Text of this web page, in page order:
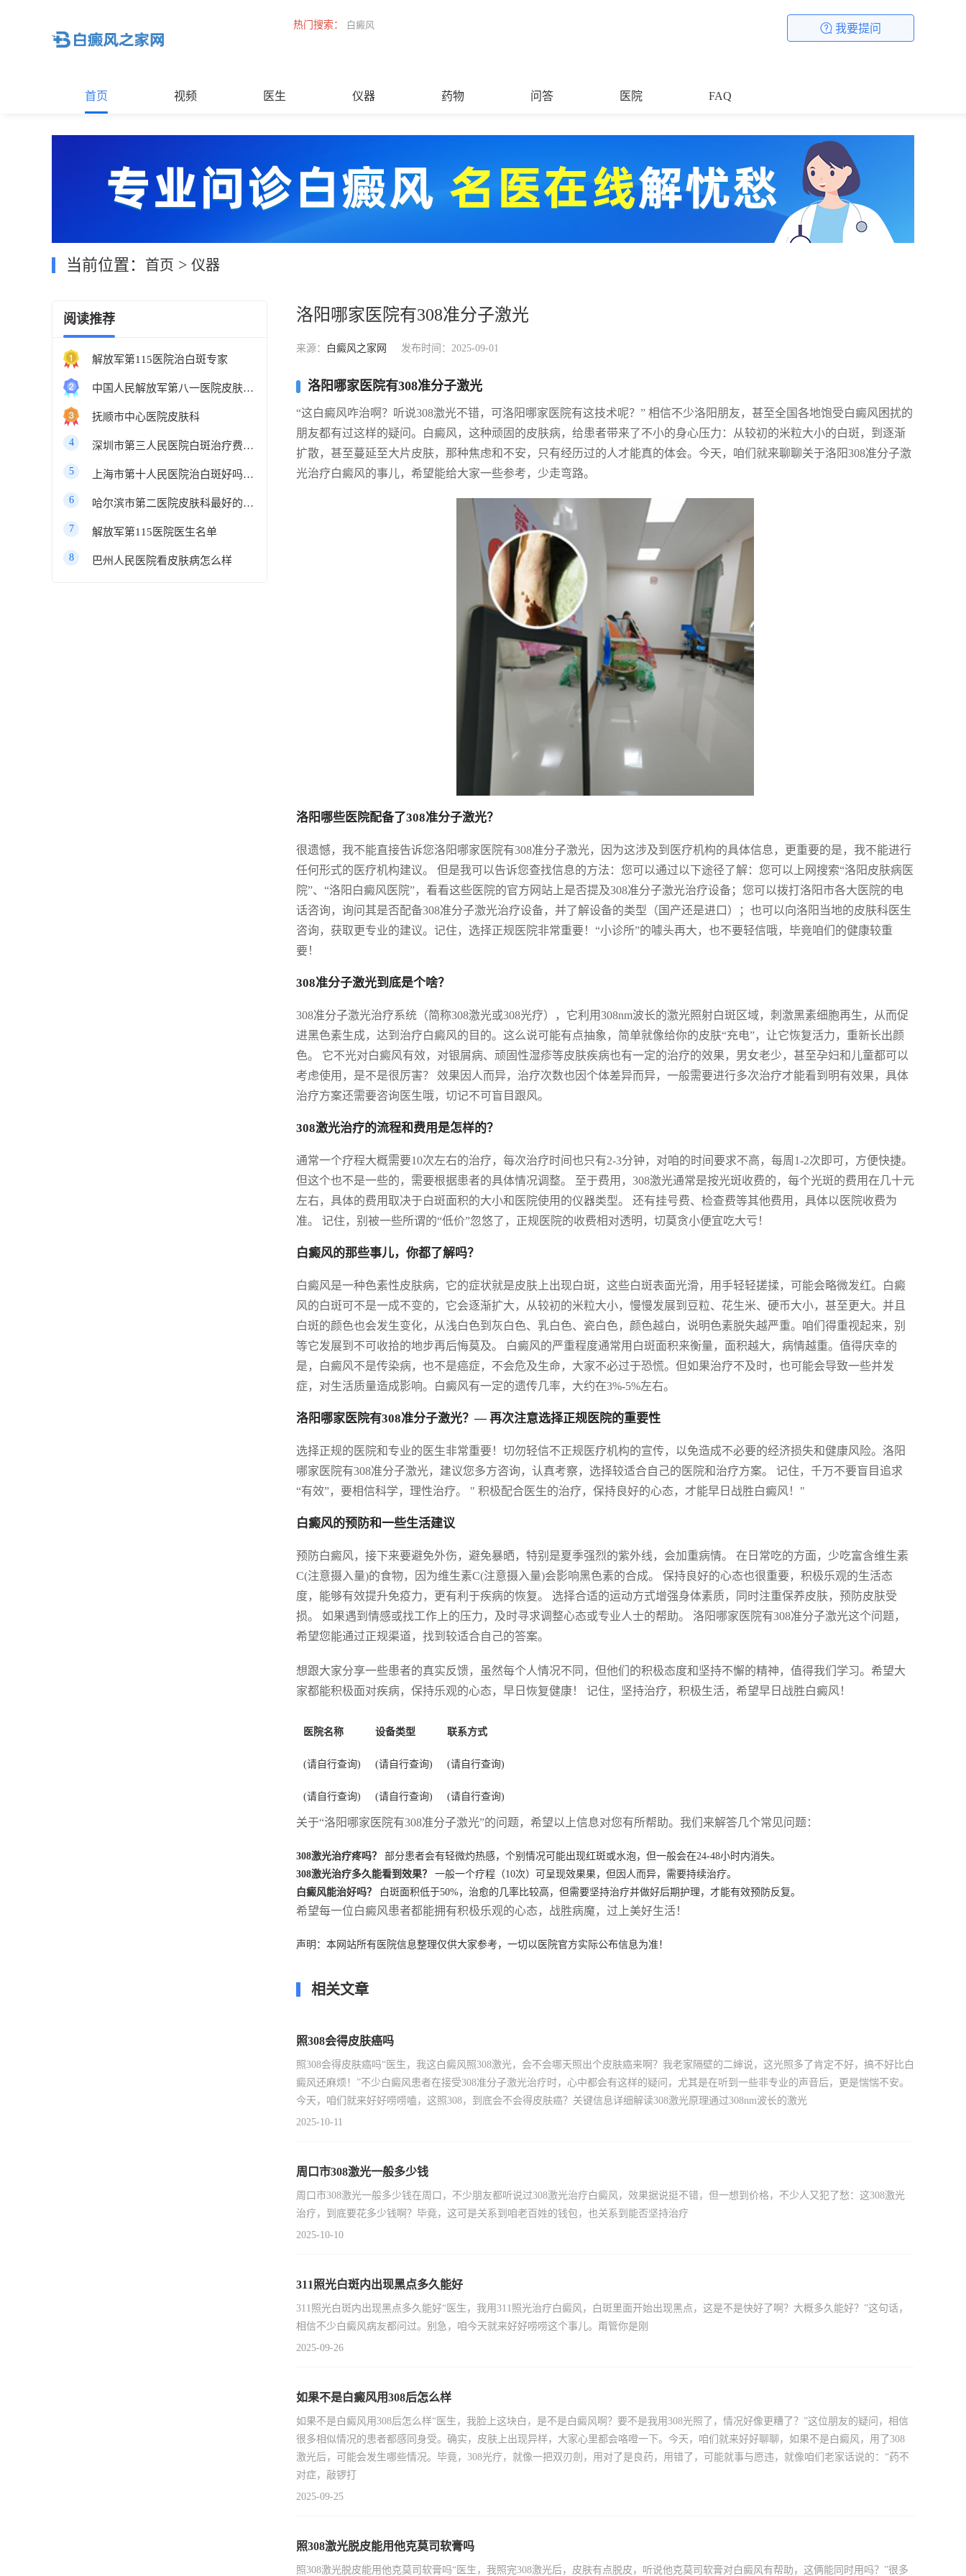
热门搜索： 白癜风 我要提问
首页 视频 医生 仪器 药物 问答 医院 FAQ
当前位置： 首页 > 仪器
阅读推荐
解放军第115医院治白斑专家
中国人民解放军第八一医院皮肤科最好的医生
抚顺市中心医院皮肤科
4 深圳市第三人民医院白斑治疗费用多少
5 上海市第十人民医院治白斑好吗知乎
6 哈尔滨市第二医院皮肤科最好的医生
7 解放军第115医院医生名单
8 巴州人民医院看皮肤病怎么样
洛阳哪家医院有308准分子激光
来源： 白癜风之家网 发布时间：2025-09-01
洛阳哪家医院有308准分子激光
“这白癜风咋治啊？听说308激光不错，可洛阳哪家医院有这技术呢？” 相信不少洛阳朋友，甚至全国各地饱受白癜风困扰的
朋友都有过这样的疑问。白癜风，这种顽固的皮肤病，给患者带来了不小的身心压力：从较初的米粒大小的白斑，到逐渐
扩散，甚至蔓延至大片皮肤，那种焦虑和不安，只有经历过的人才能真的体会。今天，咱们就来聊聊关于洛阳308准分子激
光治疗白癜风的事儿，希望能给大家一些参考，少走弯路。
洛阳哪些医院配备了308准分子激光？
很遗憾，我不能直接告诉您洛阳哪家医院有308准分子激光，因为这涉及到医疗机构的具体信息，更重要的是，我不能进行
任何形式的医疗机构建议。 但是我可以告诉您查找信息的方法：您可以通过以下途径了解：您可以上网搜索“洛阳皮肤病医
院”、“洛阳白癜风医院”，看看这些医院的官方网站上是否提及308准分子激光治疗设备；您可以拨打洛阳市各大医院的电
话咨询，询问其是否配备308准分子激光治疗设备，并了解设备的类型（国产还是进口）；也可以向洛阳当地的皮肤科医生
咨询，获取更专业的建议。记住，选择正规医院非常重要！“小诊所”的噱头再大，也不要轻信哦，毕竟咱们的健康较重
要！
308准分子激光到底是个啥？
308准分子激光治疗系统（简称308激光或308光疗），它利用308nm波长的激光照射白斑区域，刺激黑素细胞再生，从而促
进黑色素生成，达到治疗白癜风的目的。这么说可能有点抽象，简单就像给你的皮肤“充电”，让它恢复活力，重新长出颜
色。 它不光对白癜风有效，对银屑病、顽固性湿疹等皮肤疾病也有一定的治疗的效果，男女老少，甚至孕妇和儿童都可以
考虑使用，是不是很厉害？ 效果因人而异，治疗次数也因个体差异而异，一般需要进行多次治疗才能看到明有效果，具体
治疗方案还需要咨询医生哦，切记不可盲目跟风。
308激光治疗的流程和费用是怎样的？
通常一个疗程大概需要10次左右的治疗，每次治疗时间也只有2-3分钟，对咱的时间要求不高，每周1-2次即可，方便快捷。
但这个也不是一些的，需要根据患者的具体情况调整。 至于费用，308激光通常是按光斑收费的，每个光斑的费用在几十元
左右，具体的费用取决于白斑面积的大小和医院使用的仪器类型。 还有挂号费、检查费等其他费用，具体以医院收费为
准。 记住，别被一些所谓的“低价”忽悠了，正规医院的收费相对透明，切莫贪小便宜吃大亏！
白癜风的那些事儿，你都了解吗？
白癜风是一种色素性皮肤病，它的症状就是皮肤上出现白斑，这些白斑表面光滑，用手轻轻搓揉，可能会略微发红。白癜
风的白斑可不是一成不变的，它会逐渐扩大，从较初的米粒大小，慢慢发展到豆粒、花生米、硬币大小，甚至更大。并且
白斑的颜色也会发生变化，从浅白色到灰白色、乳白色、瓷白色，颜色越白，说明色素脱失越严重。咱们得重视起来，别
等它发展到不可收拾的地步再后悔莫及。 白癜风的严重程度通常用白斑面积来衡量，面积越大，病情越重。值得庆幸的
是，白癜风不是传染病，也不是癌症，不会危及生命，大家不必过于恐慌。但如果治疗不及时，也可能会导致一些并发
症，对生活质量造成影响。白癜风有一定的遗传几率，大约在3%-5%左右。
洛阳哪家医院有308准分子激光？— 再次注意选择正规医院的重要性
选择正规的医院和专业的医生非常重要！切勿轻信不正规医疗机构的宣传，以免造成不必要的经济损失和健康风险。洛阳
哪家医院有308准分子激光，建议您多方咨询，认真考察，选择较适合自己的医院和治疗方案。 记住，千万不要盲目追求
“有效”，要相信科学，理性治疗。 " 积极配合医生的治疗，保持良好的心态，才能早日战胜白癜风！"
白癜风的预防和一些生活建议
预防白癜风，接下来要避免外伤，避免暴晒，特别是夏季强烈的紫外线，会加重病情。 在日常吃的方面，少吃富含维生素
C(注意摄入量)的食物，因为维生素C(注意摄入量)会影响黑色素的合成。 保持良好的心态也很重要，积极乐观的生活态
度，能够有效提升免疫力，更有利于疾病的恢复。 选择合适的运动方式增强身体素质，同时注重保养皮肤，预防皮肤受
损。 如果遇到情感或找工作上的压力，及时寻求调整心态或专业人士的帮助。 洛阳哪家医院有308准分子激光这个问题，
希望您能通过正规渠道，找到较适合自己的答案。
想跟大家分享一些患者的真实反馈，虽然每个人情况不同，但他们的积极态度和坚持不懈的精神，值得我们学习。希望大
家都能积极面对疾病，保持乐观的心态，早日恢复健康！ 记住，坚持治疗，积极生活，希望早日战胜白癜风！
医院名称 设备类型 联系方式
(请自行查询) (请自行查询) (请自行查询)
(请自行查询) (请自行查询) (请自行查询)
关于“洛阳哪家医院有308准分子激光”的问题，希望以上信息对您有所帮助。我们来解答几个常见问题：
308激光治疗疼吗？
部分患者会有轻微灼热感，个别情况可能出现红斑或水泡，但一般会在24-48小时内消失。
308激光治疗多久能看到效果？
一般一个疗程（10次）可呈现效果果，但因人而异，需要持续治疗。
白癜风能治好吗？
白斑面积低于50%，治愈的几率比较高，但需要坚持治疗并做好后期护理，才能有效预防反复。
希望每一位白癜风患者都能拥有积极乐观的心态，战胜病魔，过上美好生活！
声明：本网站所有医院信息整理仅供大家参考，一切以医院官方实际公布信息为准！
相关文章
照308会得皮肤癌吗
照308会得皮肤癌吗“医生，我这白癜风照308激光，会不会哪天照出个皮肤癌来啊？我老家隔壁的二婶说，这光照多了肯定不好，搞不好比白
癜风还麻烦！”不少白癜风患者在接受308准分子激光治疗时，心中都会有这样的疑问，尤其是在听到一些非专业的声音后，更是惴惴不安。
今天，咱们就来好好唠唠嗑，这照308，到底会不会得皮肤癌？关键信息详细解读308激光原理通过308nm波长的激光
2025-10-11
周口市308激光一般多少钱
周口市308激光一般多少钱在周口，不少朋友都听说过308激光治疗白癜风，效果据说挺不错，但一想到价格，不少人又犯了愁：这308激光
治疗，到底要花多少钱啊？毕竟，这可是关系到咱老百姓的钱包，也关系到能否坚持治疗
2025-10-10
311照光白斑内出现黑点多久能好
311照光白斑内出现黑点多久能好“医生，我用311照光治疗白癜风，白斑里面开始出现黑点，这是不是快好了啊？大概多久能好？”这句话，
相信不少白癜风病友都问过。别急，咱今天就来好好唠唠这个事儿。甭管你是刚
2025-09-26
如果不是白癜风用308后怎么样
如果不是白癜风用308后怎么样“医生，我脸上这块白，是不是白癜风啊？要不是我用308光照了，情况好像更糟了？”这位朋友的疑问，相信
很多相似情况的患者都感同身受。确实，皮肤上出现异样，大家心里都会咯噔一下。今天，咱们就来好好聊聊，如果不是白癜风，用了308
激光后，可能会发生哪些情况。毕竟，308光疗，就像一把双刃劍，用对了是良药，用错了，可能就事与愿违，就像咱们老家话说的：“药不
对症，敲锣打
2025-09-25
照308激光脱皮能用他克莫司软膏吗
照308激光脱皮能用他克莫司软膏吗“医生，我照完308激光后，皮肤有点脱皮，听说他克莫司软膏对白癜风有帮助，这俩能同时用吗？”很多